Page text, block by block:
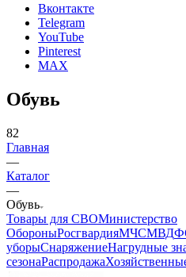
Вконтакте
Telegram
YouTube
Pinterest
MAX
Обувь
82
Главная
—
Каталог
—
Обувь
Товары для СВОМинистерство
ОбороныРосгвардияМЧСМВД
уборыСнаряжениеНагрудные
сезонаРаспродажа